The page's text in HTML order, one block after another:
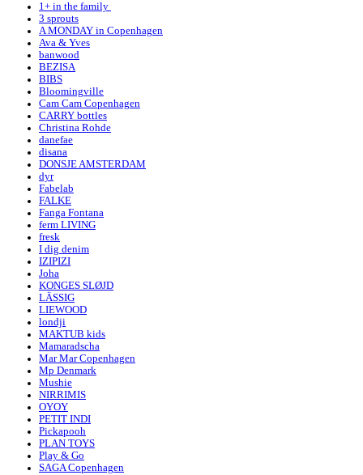
1+ in the family
3 sprouts
A MONDAY in Copenhagen
Ava & Yves
banwood
BEZISA
BIBS
Bloomingville
Cam Cam Copenhagen
CARRY bottles
Christina Rohde
danefae
disana
DONSJE AMSTERDAM
dyr
Fabelab
FALKE
Fanga Fontana
ferm LIVING
fresk
I dig denim
IZIPIZI
Joha
KONGES SLØJD
LÄSSIG
LIEWOOD
londji
MAKTUB kids
Mamaradscha
Mar Mar Copenhagen
Mp Denmark
Mushie
NIRRIMIS
OYOY
PETIT INDI
Pickapooh
PLAN TOYS
Play & Go
SAGA Copenhagen